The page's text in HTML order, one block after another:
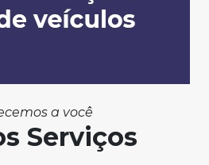
a você
Serviços